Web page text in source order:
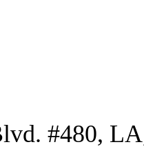
#480,